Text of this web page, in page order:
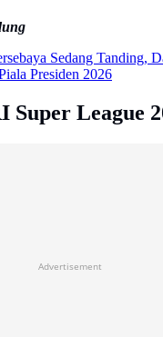
Sedang Tanding,
Presiden 2026
Super League
Advertisement